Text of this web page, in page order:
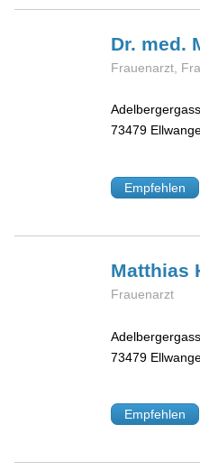
Dr. med.
Frauenarzt,
73479
Empfehlen
Matthias
Frauenarzt
73479
Empfehlen